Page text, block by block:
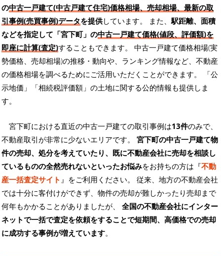
の中古一戸建て(中古戸建て住宅)価格相場、売却相場、最新の取
引事例(売買事例)データを提供しています。 また、駅距離、面積
などを指定して「宮下町」の中古一戸建て価格(値段、評価額)を
即座に計算(査定)することもできます。 中古一戸建て価格相場(実
勢価格、売却相場)の推移・動向や、ランキング情報など、不動産
の価格相場を調べるためにご活用いただくことができます。
「公
示地価」「相続税評価額」の土地に関する公的情報も提供しま
す。
宮下町における直近の中古一戸建ての取引事例は13件のみで、
不動産取引が非常に少ないエリアです。 宮下町の中古一戸建て物
件の売却、処分を考えていたり、既に不動産会社に売却を相談し
ているものの全然売れないといったお悩みをお持ちの方は『不動
産一括査定サイト 』をご利用ください。 従来、地方の不動産会社
では十分に客付けができず、物件の売却が難しかったり売却まで
何年もかかることがありましたが、 全国の不動産会社にインター
ネットで一括で査定を依頼をすることで短期間、高価格での売却
に成功する事例が増えています。